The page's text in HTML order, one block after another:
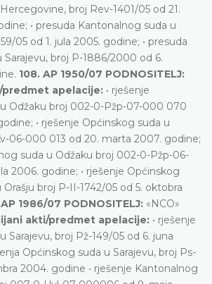
broj Rev-1401/05 od 21.
• presuda Kantonalnog suda u
05 od 1. jula 2005. godine; • presuda
broj P-1886/2000 od 6.
108. AP 1950/07 PODNOSITELJ:
apelacije: • rješenje
Odžaku broj 002-0-Pžp-07-000 070
• rješenje Općinskog suda u
06-000 013 od 20. marta 2007. godine;
suda u Odžaku broj 002-0-Pžp-06-
2006. godine; • rješenje Općinskog
broj P-II-1742/05 od 5. oktobra
1986/07 PODNOSITELJ: «NCO»
akti/predmet apelacije: • rješenje
Sarajevu, broj Pž-149/05 od 6. juna
Općinskog suda u Sarajevu, broj Ps-
2004. godine • rješenje Kantonalnog